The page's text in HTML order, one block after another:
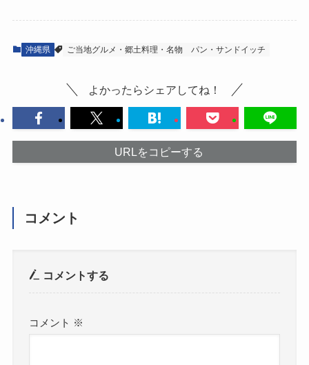
沖縄県 ご当地グルメ・郷土料理・名物 パン・サンドイッチ
よかったらシェアしてね！
URLをコピーする
コメント
コメントする
コメント ※